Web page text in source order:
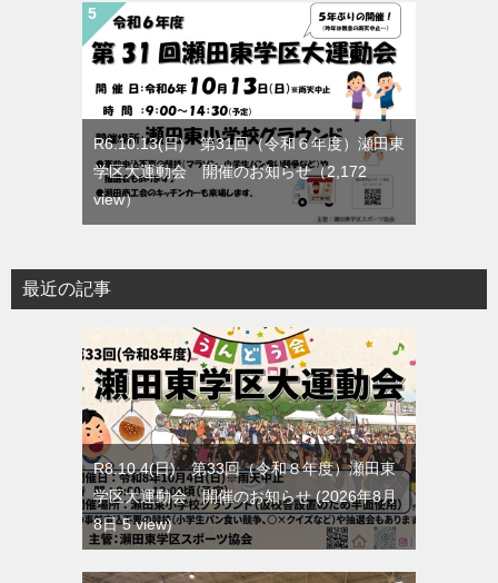
R6.10.13(日) 第31回（令和６年度）瀬田東
学区大運動会 開催のお知らせ（2,172
view）
最近の記事
R8.10.4(日) 第33回（令和８年度）瀬田東
学区大運動会 開催のお知らせ 2026年8月
8日 5 view